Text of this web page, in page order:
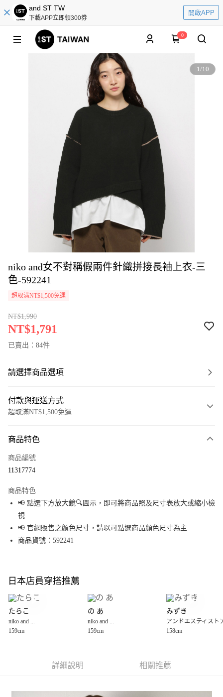
and ST TW
下載APP立即領300券
開啟APP
0
1/10
niko and女不對稱假兩件針織拼接長袖上衣-三
色-592241
超取滿NT$1,500免運
NT$1,990
NT$1,791
已賣出：84件
請選擇商品選項
付款與運送方式
超取滿NT$1,500免運
信用卡一次付款
Apple Pay
街口支付
悠遊付
全盈+PAY
大哥付你分期
【大哥付你分期使用說明】
1.本服務由台灣大哥大提供，台灣大哥大用戶可立即使用無須另外申請。
2.付款方式選擇「大哥付你分期」，訂單成立後會自動跳轉到大哥付的交易
3.實際核准額度、可分期數及費用金額請依後續交易確認頁面所載為準。
4.訂單成立30分鐘內，如未前往確認交易或遇審核未通過，訂單將自動取
AFTEE先享後付
３．安心：先確認商品／服務後，再付款。
每筆NT$80，滿NT$1,500(含以上)免運費
商品特色
商品編號
11317774
商品特色
📢 點選下方放大鏡🔍圖示，即可將商品照及尺寸表放大或縮小檢
視
📢 官網販售之顏色尺寸，請以可點選商品顏色尺寸為主
商品貨號：592241
日本店員穿搭推薦
たらこ
niko and ...
159cm
の あ
niko and ...
159cm
みずき
アンドエスティスト
158cm
詳細說明 相關推薦